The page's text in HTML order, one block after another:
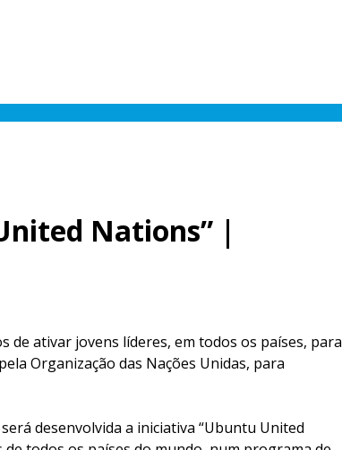
Nations” |
de ativar jovens líderes, em todos os países, para
Organização das Nações Unidas, para
desenvolvida a iniciativa “Ubuntu United